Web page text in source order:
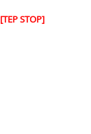
[TEP STOP]